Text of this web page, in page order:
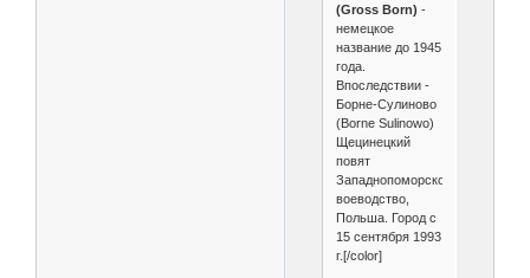
(Gross Born) -
немецкое
название до 1945
года.
Впоследствии -
Борне-Сулиново
(Borne Sulinowo)
Щецинецкий
повят
Западнопоморское
воеводство,
Польша. Город с
15 сентября 1993
г.[/color]